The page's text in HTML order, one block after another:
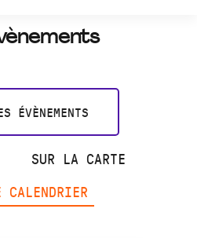
ÉVÈNEMENTS
SUR LA CARTE
CALENDRIER